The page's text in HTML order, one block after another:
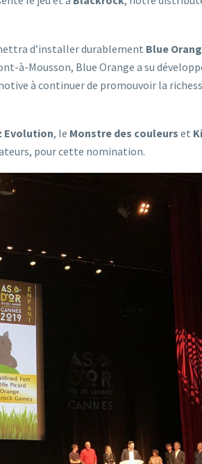
d’installer durablement Blue
à-Mousson, Blue Orange a su
à continuer de promouvoir la
Evolution, le Monstre des couleurs et
pour cette nomination.